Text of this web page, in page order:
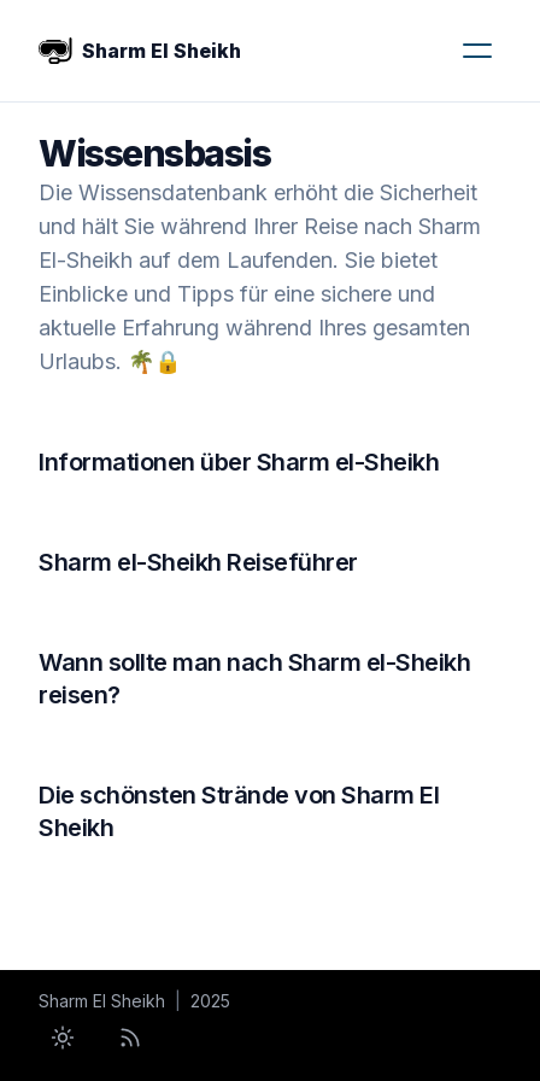
Sharm El Sheikh
Wissensbasis
Die Wissensdatenbank erhöht die Sicherheit
und hält Sie während Ihrer Reise nach Sharm
El-Sheikh auf dem Laufenden. Sie bietet
Einblicke und Tipps für eine sichere und
aktuelle Erfahrung während Ihres gesamten
Urlaubs. 🌴🔒
Informationen über Sharm el-Sheikh
Sharm el-Sheikh Reiseführer
Wann sollte man nach Sharm el-Sheikh
reisen?
Die schönsten Strände von Sharm El
Sheikh
Sharm El Sheikh 2025
Toggle theme
RSS